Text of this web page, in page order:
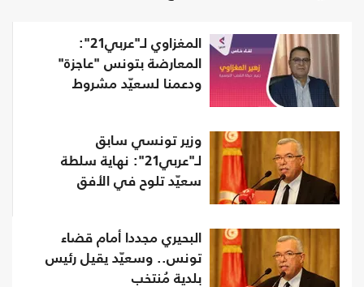
المغزاوي لـ"عربي21":
المعارضة بتونس "عاجزة"
ودعمنا لسعيّد مشروط
وزير تونسي سابق
لـ"عربي21": نهاية سلطة
سعيّد تلوح في الأفق
البحيري مجددا أمام قضاء
تونس.. وسعيّد يقيل رئيس
بلدية مُنتخب